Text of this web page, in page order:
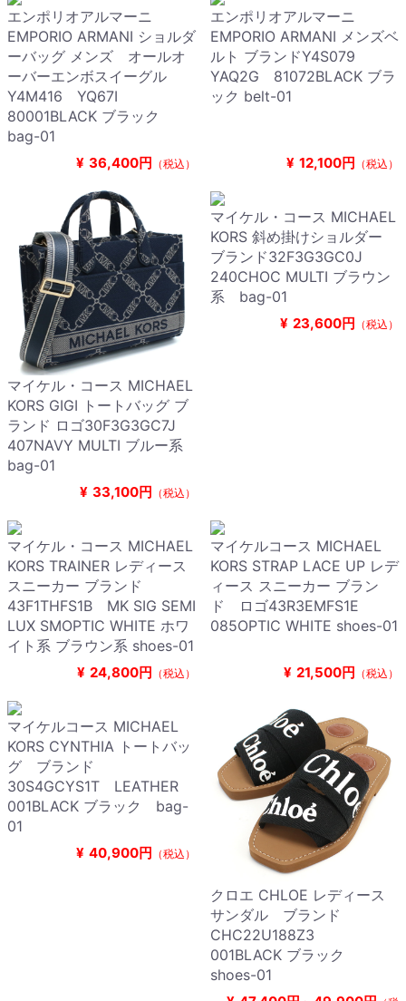
エンポリオアルマーニ
EMPORIO ARMANI ショルダ
ーバッグ メンズ オールオ
ーバーエンボスイーグル
Y4M416 YQ67I
80001BLACK ブラック
bag-01
¥ 36,400円 （税込）
エンポリオアルマーニ
EMPORIO ARMANI メンズベ
ルト ブランドY4S079
YAQ2G 81072BLACK ブラ
ック belt-01
¥ 12,100円 （税込）
マイケル・コース MICHAEL
KORS GIGI トートバッグ ブ
ランド ロゴ30F3G3GC7J
407NAVY MULTI ブルー系
bag-01
¥ 33,100円 （税込）
マイケル・コース MICHAEL
KORS 斜め掛けショルダー
ブランド32F3G3GC0J
240CHOC MULTI ブラウン
系 bag-01
¥ 23,600円 （税込）
マイケル・コース MICHAEL
KORS TRAINER レディース
スニーカー ブランド
43F1THFS1B MK SIG SEMI
LUX SMOPTIC WHITE ホワ
イト系 ブラウン系 shoes-01
¥ 24,800円 （税込）
マイケルコース MICHAEL
KORS STRAP LACE UP レデ
ィース スニーカー ブラン
ド ロゴ43R3EMFS1E
085OPTIC WHITE shoes-01
¥ 21,500円 （税込）
マイケルコース MICHAEL
KORS CYNTHIA トートバッ
グ ブランド
30S4GCYS1T LEATHER
001BLACK ブラック bag-
01
¥ 40,900円 （税込）
クロエ CHLOE レディース
サンダル ブランド
CHC22U188Z3
001BLACK ブラック
shoes-01